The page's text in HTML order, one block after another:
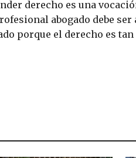
derecho es una
abogado debe
porque el derecho es